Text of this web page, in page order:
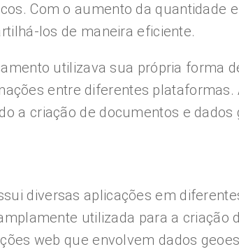
Com o aumento da quantidade
los de maneira eficiente.
utilizava sua própria forma
entre diferentes
a criação de documentos e
diversas aplicações em
utilizada para a criação
web que envolvem dados